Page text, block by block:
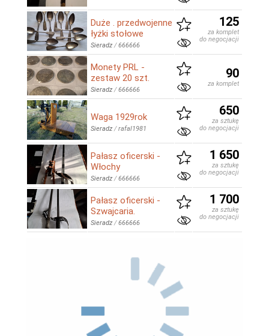
Duże . przedwojenne
łyżki stołowe
Sieradz /666666
125
za komplet
do negocjacji
Monety PRL -
zestaw 20 szt.
Sieradz /666666
90
za komplet
Waga 1929rok
Sieradz /rafal1981
650
za sztukę
do negocjacji
Pałasz oficerski -
Włochy
Sieradz /666666
1 650
za sztukę
do negocjacji
Pałasz oficerski -
Szwajcaria.
Sieradz /666666
1 700
za sztukę
do negocjacji